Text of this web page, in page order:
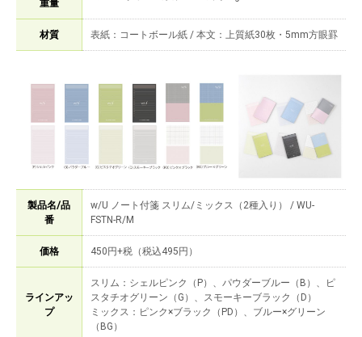
重量
材質 表紙：コートボール紙 / 本文：上質紙30枚・5mm方眼罫
製品名/品
番
w/U ノート付箋 スリム/ミックス（2種入り） / WU-
FSTN-R/M
価格 450円+税（税込495円）
ラインアッ
プ
スリム：シェルピンク（P）、パウダーブルー（B）、ピ
スタチオグリーン（G）、スモーキーブラック（D）
ミックス：ピンク×ブラック（PD）、ブルー×グリーン
（BG）